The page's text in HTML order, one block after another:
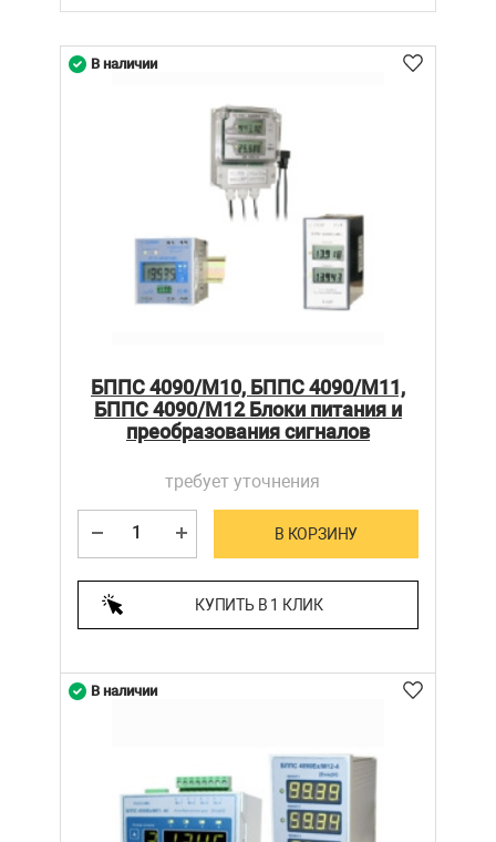
БППС 4090/М10, БППС 4090/М11,
БППС 4090/М12 Блоки питания и
преобразования сигналов
требует уточнения
В КОРЗИНУ
КУПИТЬ В 1 КЛИК
В наличии
В наличии